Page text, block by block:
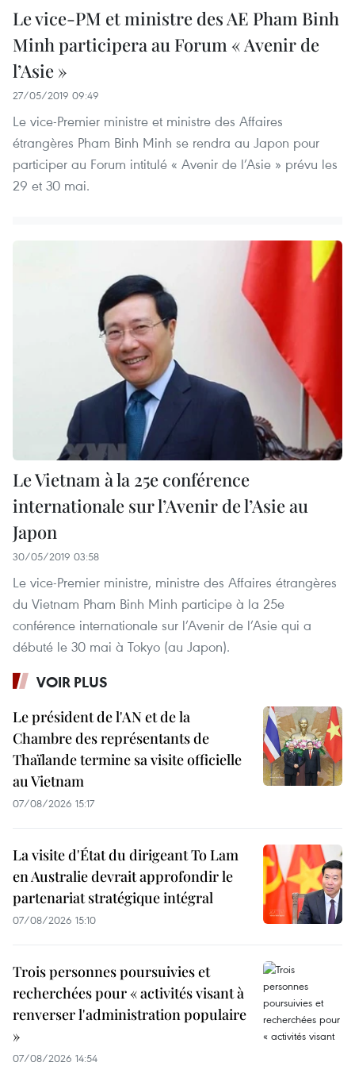
Le vice-PM et ministre des AE Pham Binh
Minh participera au Forum « Avenir de
l’Asie »
27/05/2019 09:49
Le vice-Premier ministre et ministre des Affaires
étrangères Pham Binh Minh se rendra au Japon pour
participer au Forum intitulé « Avenir de l’Asie » prévu les
29 et 30 mai.
Le Vietnam à la 25e conférence
internationale sur l’Avenir de l’Asie au
Japon
30/05/2019 03:58
Le vice-Premier ministre, ministre des Affaires étrangères
du Vietnam Pham Binh Minh participe à la 25e
conférence internationale sur l’Avenir de l’Asie qui a
débuté le 30 mai à Tokyo (au Japon).
VOIR PLUS
Le président de l'AN et de la
Chambre des représentants de
Thaïlande termine sa visite officielle
au Vietnam
07/08/2026 15:17
La visite d'État du dirigeant To Lam
en Australie devrait approfondir le
partenariat stratégique intégral
07/08/2026 15:10
Trois personnes poursuivies et
recherchées pour « activités visant à
renverser l'administration populaire
»
07/08/2026 14:54